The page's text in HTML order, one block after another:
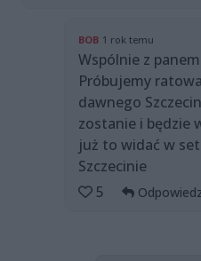
BOB 1 rok temu
Wspólnie z
Próbujemy
dawnego
zostanie i będzie
już to widać w
Szczecinie
5